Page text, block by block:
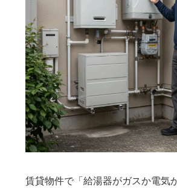
賃貸物件で「給湯器がガスか電気